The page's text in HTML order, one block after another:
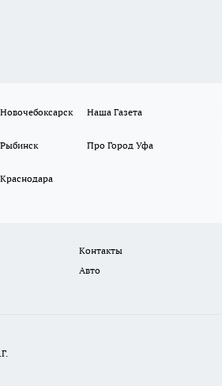
Наша Газета
Про Город Уфа
Контакты
Авто